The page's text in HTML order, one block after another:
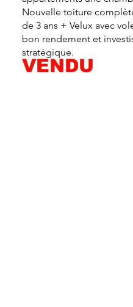
Nouvelle toiture
de 3 ans + Velux avec
bon rendement et
stratégique.
VENDU